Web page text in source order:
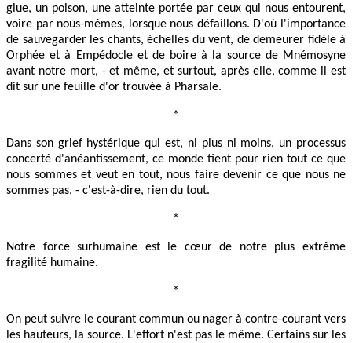
glue, un poison, une atteinte portée par ceux qui nous entourent,
voire par nous-mêmes, lorsque nous défaillons. D'où l'importance
de sauvegarder les chants, échelles du vent, de demeurer fidèle à
Orphée et à Empédocle et de boire à la source de Mnémosyne
avant notre mort, - et même, et surtout, après elle, comme il est
dit sur une feuille d'or trouvée à Pharsale.
*
Dans son grief hystérique qui est, ni plus ni moins, un processus
concerté d'anéantissement, ce monde tient pour rien tout ce que
nous sommes et veut en tout, nous faire devenir ce que nous ne
sommes pas, - c'est-à-dire, rien du tout.
*
Notre force surhumaine est le cœur de notre plus extrême
fragilité humaine.
*
On peut suivre le courant commun ou nager à contre-courant vers
les hauteurs, la source. L'effort n'est pas le même. Certains sur les